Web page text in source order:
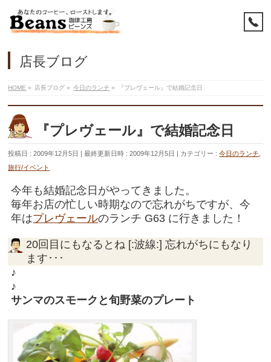
店長ブログ
HOME » 店長ブログ » 今日のランチ » 『プレヴェール』で結婚記念日
『プレヴェール』で結婚記念日
投稿日 : 2009年12月5日 最終更新日時 : 2009年12月5日 カテゴリー :今日のランチ
旅行/イベント
今年も結婚記念日がやってきました。
毎年お店の忙しい時期なので忘れがちですが、今
年はプレヴェールのランチ G63 に行きました！
20回目にもなるとね [:波線:] 忘れがちにもなり
ます･･･
♪
♪
サンマのスモークと旬野菜のプレート